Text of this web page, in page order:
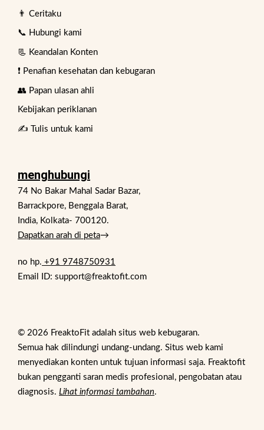
👨 Ceritaku
📞 Hubungi kami
📃 Keandalan Konten
❗ Penafian kesehatan dan kebugaran
👥 Papan ulasan ahli
Kebijakan periklanan
✍️ Tulis untuk kami
menghubungi
74 No Bakar Mahal Sadar Bazar,
Barrackpore, Benggala Barat,
India, Kolkata- 700120.
Dapatkan arah di peta→
no hp. +91 9748750931
Email ID: support@freaktofit.com
© 2026 FreaktoFit adalah situs web kebugaran.
Semua hak dilindungi undang-undang. Situs web kami
menyediakan konten untuk tujuan informasi saja. Freaktofit
bukan pengganti saran medis profesional, pengobatan atau
diagnosis. Lihat informasi tambahan.